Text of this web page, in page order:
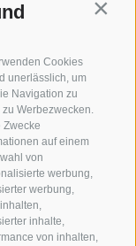
Cookies
unerlässlich, um
Navigation zu
Werbezwecken.
Zwecke
auf einem
von
werbung,
werbung,
inhalte,
von inhalten,
Infos zu
Hause.